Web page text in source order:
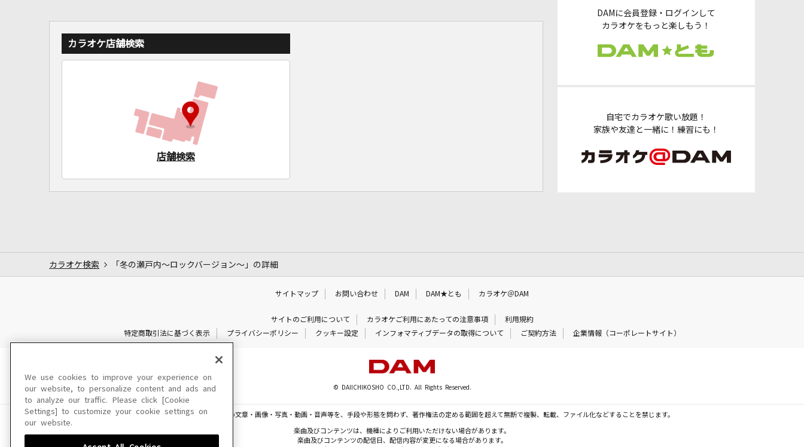
DAMに会員登録・ログインして
カラオケをもっと楽しもう！
自宅でカラオケ歌い放題！
家族や友達と一緒に！練習にも！
カラオケ店舗検索
店舗検索
カラオケ検索 「冬の瀬戸内～ロックバージョン～」の詳細
サイトマップ お問い合わせ DAM DAM★とも カラオケ＠DAM
サイトのご利用について カラオケご利用にあたっての注意事項
利用規約
特定商取引法に基づく表示
プライバシーポリシー クッキー設定 インフォマティブデータの取得について ご契約方法 企業情報（コーポレートサイト）
© DAIICHIKOSHO CO.,LTD. All Rights Reserved.
このサイトに掲載されている一切の文章・画像・写真・動画・音声等を、手段や形態を問わず、著作権法の定める範囲を超えて無断で複製、転載、ファイル化などすることを禁じます。
楽曲及びコンテンツは、機種によりご利用いただけない場合があります。
楽曲及びコンテンツの配信日、配信内容が変更になる場合があります。
We use cookies to improve your experience on
our website, to personalize content and ads and
to analyze our traffic. Please click [Cookie
Settings] to customize your cookie settings on
our website.